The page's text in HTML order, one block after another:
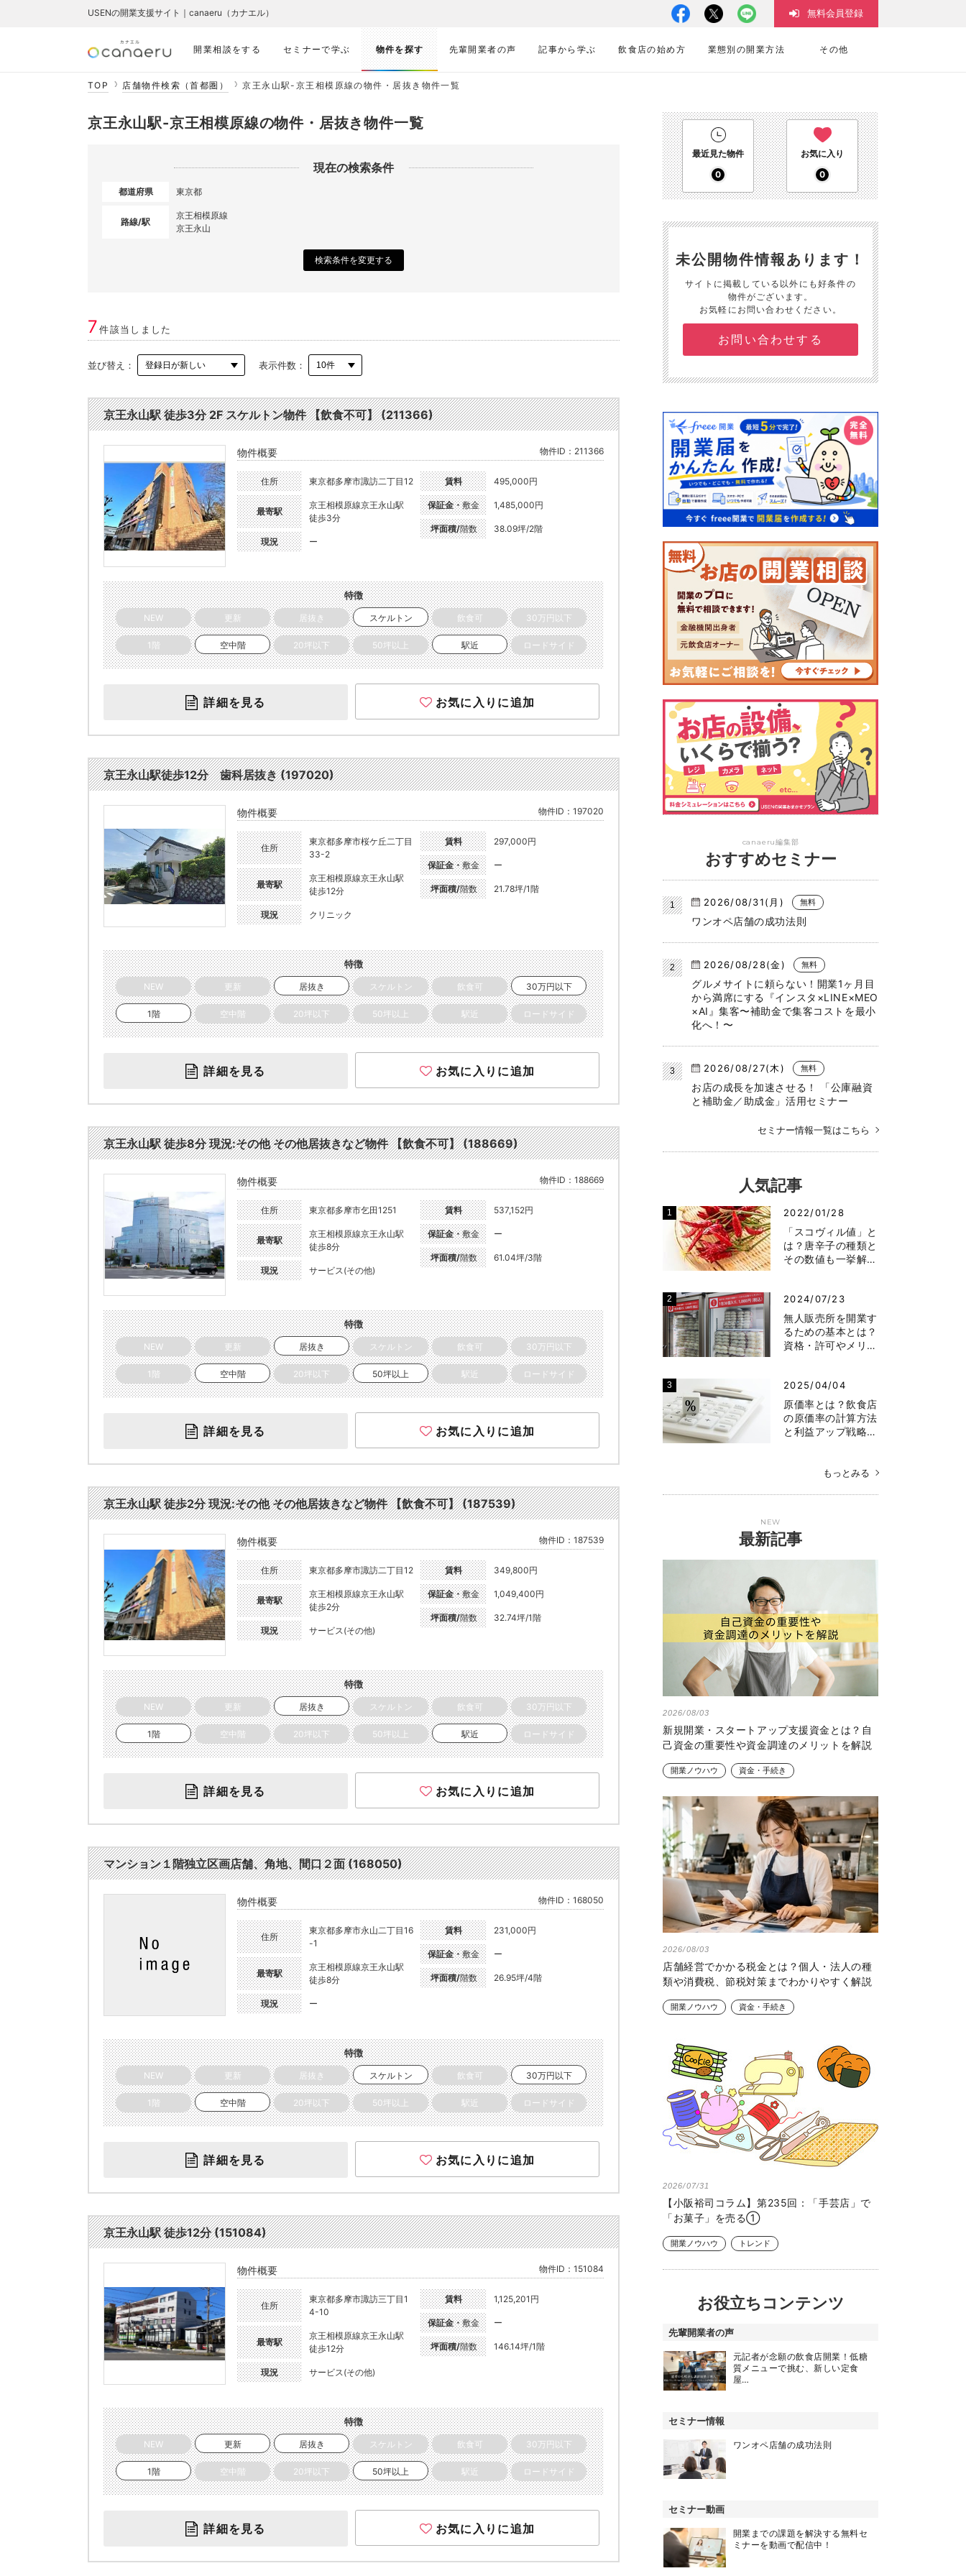
開業相談をする セミナーで学ぶ 物件を探す 先輩開業者の声 記事から学ぶ 飲食店の始め方 業態別の開業方法 その他
USENの開業支援サイト｜canaeru（カナエル） 無料会員登録
TOP 店舗物件検索（首都圏） 京王永山駅-京王相模原線の物件・居抜き物件一覧
京王永山駅-京王相模原線の物件・居抜き物件一覧
現在の検索条件
都道府県 東京都
路線/駅
京王相模原線
京王永山
検索条件を変更する
7件該当しました
並び替え： 表示件数：
京王永山駅 徒歩3分 2F スケルトン物件 【飲食不可】 (211366)
物件概要 物件ID：211366
住所 東京都多摩市諏訪二丁目12
最寄駅
京王相模原線京王永山駅
徒歩3分
現況 ー
賃料 495,000円
保証金・敷金 1,485,000円
坪面積/階数 38.09坪/2階
特徴
NEW 更新 居抜き スケルトン 飲食可 30万円以下
1階 空中階 20坪以下 50坪以上 駅近 ロードサイド
詳細を見る お気に入りに追加
京王永山駅徒歩12分 歯科居抜き (197020)
物件概要 物件ID：197020
住所
東京都多摩市桜ケ丘二丁目
33-2
最寄駅
京王相模原線京王永山駅
徒歩12分
現況 クリニック
賃料 297,000円
保証金・敷金 ー
坪面積/階数 21.78坪/1階
特徴
NEW 更新 居抜き スケルトン 飲食可 30万円以下
1階 空中階 20坪以下 50坪以上 駅近 ロードサイド
詳細を見る お気に入りに追加
京王永山駅 徒歩8分 現況:その他 その他居抜きなど物件 【飲食不可】 (188669)
物件概要 物件ID：188669
住所 東京都多摩市乞田1251
最寄駅
京王相模原線京王永山駅
徒歩8分
現況 サービス(その他)
賃料 537,152円
保証金・敷金 ー
坪面積/階数 61.04坪/3階
特徴
NEW 更新 居抜き スケルトン 飲食可 30万円以下
1階 空中階 20坪以下 50坪以上 駅近 ロードサイド
詳細を見る お気に入りに追加
京王永山駅 徒歩2分 現況:その他 その他居抜きなど物件 【飲食不可】 (187539)
物件概要 物件ID：187539
住所 東京都多摩市諏訪二丁目12
最寄駅
京王相模原線京王永山駅
徒歩2分
現況 サービス(その他)
賃料 349,800円
保証金・敷金 1,049,400円
坪面積/階数 32.74坪/1階
特徴
NEW 更新 居抜き スケルトン 飲食可 30万円以下
1階 空中階 20坪以下 50坪以上 駅近 ロードサイド
詳細を見る お気に入りに追加
マンション１階独立区画店舗、角地、間口２面 (168050)
物件概要 物件ID：168050
住所
東京都多摩市永山二丁目16
-1
最寄駅
京王相模原線京王永山駅
徒歩8分
現況 ー
賃料 231,000円
保証金・敷金 ー
坪面積/階数 26.95坪/4階
特徴
NEW 更新 居抜き スケルトン 飲食可 30万円以下
1階 空中階 20坪以下 50坪以上 駅近 ロードサイド
詳細を見る お気に入りに追加
京王永山駅 徒歩12分 (151084)
物件概要 物件ID：151084
住所
東京都多摩市諏訪三丁目1
4-10
最寄駅
京王相模原線京王永山駅
徒歩12分
現況 サービス(その他)
賃料 1,125,201円
保証金・敷金 ー
坪面積/階数 146.14坪/1階
特徴
NEW 更新 居抜き スケルトン 飲食可 30万円以下
1階 空中階 20坪以下 50坪以上 駅近 ロードサイド
詳細を見る お気に入りに追加
最近見た物件
0
お気に入り
0
未公開物件情報あります！
サイトに掲載している以外にも好条件の
物件がございます。
お気軽にお問い合わせください。
お問い合わせする
canaeru編集部
おすすめセミナー
2026/08/31(月) 無料
ワンオペ店舗の成功法則
2026/08/28(金) 無料
グルメサイトに頼らない！開業1ヶ月目
から満席にする『インスタ×LINE×MEO
×AI』集客〜補助金で集客コストを最小
化へ！〜
2026/08/27(木) 無料
お店の成長を加速させる！ 「公庫融資
と補助金／助成金」活用セミナー
セミナー情報一覧はこちら
人気記事
2022/01/28
「スコヴィル値」と
は？唐辛子の種類と
その数値も一挙解…
2024/07/23
無人販売所を開業す
るための基本とは？
資格・許可やメリ…
2025/04/04
原価率とは？飲食店
の原価率の計算方法
と利益アップ戦略…
もっとみる
NEW
最新記事
2026/08/03
新規開業・スタートアップ支援資金とは？自
己資金の重要性や資金調達のメリットを解説
開業ノウハウ 資金・手続き
2026/08/03
店舗経営でかかる税金とは？個人・法人の種
類や消費税、節税対策までわかりやすく解説
開業ノウハウ 資金・手続き
2026/07/31
【小阪裕司コラム】第235回：「手芸店」で
「お菓子」を売る①
開業ノウハウ トレンド
お役立ちコンテンツ
先輩開業者の声
元記者が念願の飲食店開業！低糖
質メニューで挑む、新しい定食
屋…
セミナー情報
ワンオペ店舗の成功法則
セミナー動画
開業までの課題を解決する無料セ
ミナーを動画で配信中！